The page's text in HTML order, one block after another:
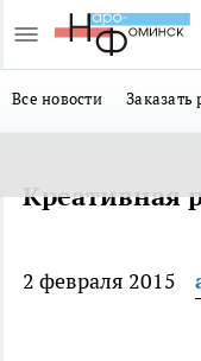
Все новости Заказать
Креативная
2 февраля 2015